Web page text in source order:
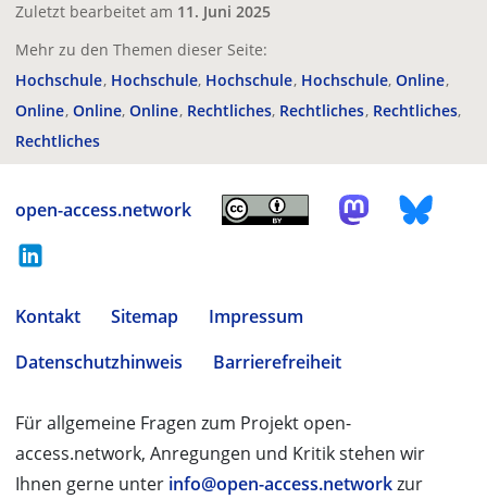
Zuletzt bearbeitet am 11. Juni 2025
Mehr zu den Themen dieser Seite:
Hochschule Hochschule Hochschule Hochschule Online
Online Online Online Rechtliches Rechtliches Rechtliches
Rechtliches
open-access.network
Kontakt Sitemap
Impressum
Datenschutzhinweis
Barrierefreiheit
Für allgemeine Fragen zum Projekt open-
access.network, Anregungen und Kritik stehen wir
Ihnen gerne unter info@open-access.networkzur